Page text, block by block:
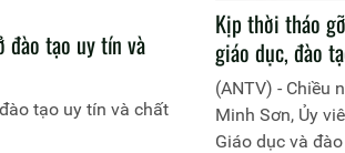
đào tạo uy tín và
tạo uy tín và chất
Kịp thời tháo
giáo dục, đào
(ANTV) - Chiều
Minh Sơn, Ủy
Giáo dục và